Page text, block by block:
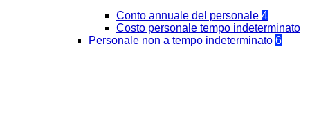
Conto annuale del personale 4
Costo personale tempo indeterminato
Personale non a tempo indeterminato 6